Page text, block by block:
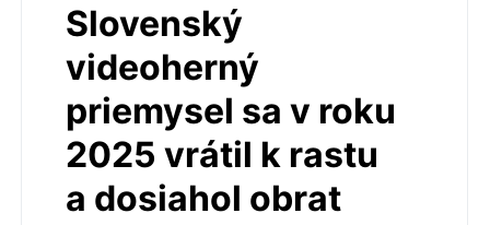
Slovenský
videoherný
priemysel sa v roku
2025 vrátil k rastu
a dosiahol obrat